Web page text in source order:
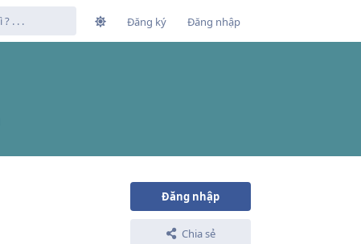
Đăng ký Đăng nhập
Đăng nhập
Chia sẻ